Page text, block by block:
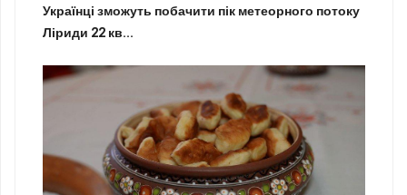
Українці зможуть побачити пік метеорного потоку
Ліриди 22 кв...